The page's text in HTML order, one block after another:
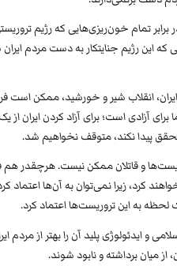
رژیم جنایتکار به دست مردم ایران
ایران، انقلاب شیر و خورشید، ممکن است
آزادی است؛ برای آزاد کردن ایران
تحقق پیدا نکند، متوقف نخواهیم شد.
و قاتلان ممکن نیست. هرچقدر هم
کرد، زیرا نمی‌توان به آن‌ها اعتماد
به این تروریست‌ها اعتماد کرد.
و ایدئولوژی پلید آن را بهتر از مردم
از میان برداشته و نابود شوند.